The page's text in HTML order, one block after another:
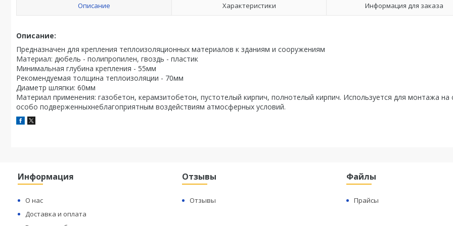
Описание Характеристики Информация для заказа
Описание:
Предназначен для крепления теплоизоляционных материалов к зданиям и сооружениям
Материал: дюбель - полипропилен, гвоздь - пластик
Минимальная глубина крепления - 55мм
Рекомендуемая толщина теплоизоляции - 70мм
Диаметр шляпки: 60мм
Материал применения: газобетон, керамзитобетон, пустотелый кирпич, полнотелый кирпич. Используется для монтажа на
особо подверженныхнеблагоприятным воздействиям атмосферных условий.
Информация
О нас
Доставка и оплата
Отзывы
Отзывы
Файлы
Прайсы